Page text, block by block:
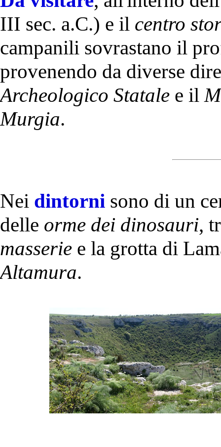
III sec. a.C.) e il centro
campanili sovrastano il
provenendo da diverse
Archeologico Statale e il
Murgia.
Nei dintorni sono di un
delle orme dei dinosauri,
masserie e la grotta di
Altamura.